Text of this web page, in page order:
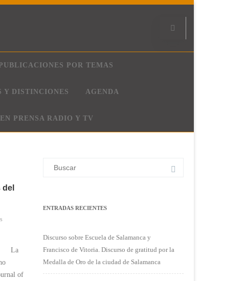
PUBLICACIONES POR TEMAS
Y DISTINCIONES AGENDA
PRENSA RADIO Y TV
La
of
ENTRADAS RECIENTES
Discurso sobre Escuela de Salamanca y
Francisco de Vitoria. Discurso de gratitud por la
Medalla de Oro de la ciudad de Salamanca